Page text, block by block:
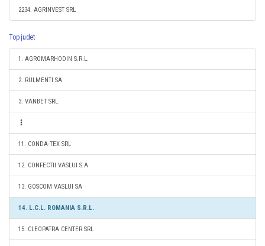
2234. AGRINVEST SRL
Top judet
1. AGROMARHODIN S.R.L.
2. RULMENTI SA
3. VANBET SRL
11. CONDA-TEX SRL
12. CONFECTII VASLUI S.A.
13. GOSCOM VASLUI SA
14. L.C.L. ROMANIA S.R.L.
15. CLEOPATRA CENTER SRL